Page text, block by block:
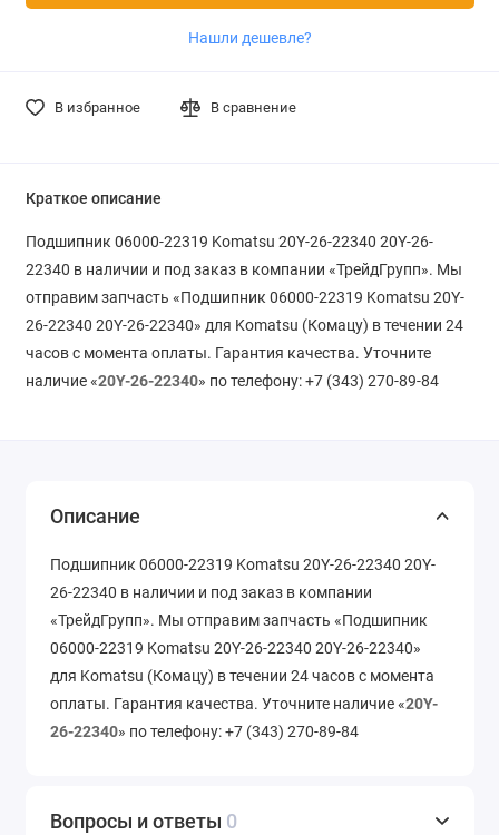
Нашли дешевле?
В избранное В сравнение
Краткое описание
Подшипник 06000-22319 Komatsu 20Y-26-22340 20Y-26-
22340 в наличии и под заказ в компании «ТрейдГрупп». Мы
отправим запчасть «Подшипник 06000-22319 Komatsu 20Y-
26-22340 20Y-26-22340» для Komatsu (Комацу) в течении 24
часов с момента оплаты. Гарантия качества. Уточните
наличие «20Y-26-22340» по телефону: +7 (343) 270-89-84
Описание
Подшипник 06000-22319 Komatsu 20Y-26-22340 20Y-
26-22340 в наличии и под заказ в компании
«ТрейдГрупп». Мы отправим запчасть «Подшипник
06000-22319 Komatsu 20Y-26-22340 20Y-26-22340»
для Komatsu (Комацу) в течении 24 часов с момента
оплаты. Гарантия качества. Уточните наличие «20Y-
26-22340» по телефону: +7 (343) 270-89-84
Вопросы и ответы 0